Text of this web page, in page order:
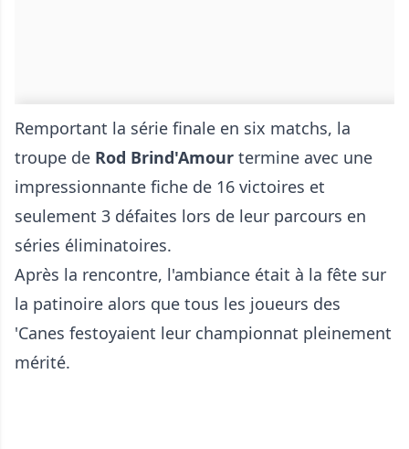
Remportant la série finale en six matchs, la
troupe de Rod Brind'Amour termine avec une
impressionnante fiche de 16 victoires et
seulement 3 défaites lors de leur parcours en
séries éliminatoires.
Après la rencontre, l'ambiance était à la fête sur
la patinoire alors que tous les joueurs des
'Canes festoyaient leur championnat pleinement
mérité.